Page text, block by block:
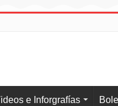
e Inforgrafías